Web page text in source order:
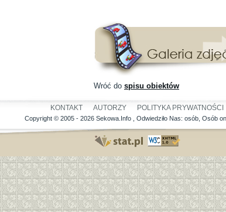
Wróć do spisu obiektów
KONTAKT AUTORZY POLITYKA PRYWATNOŚCI
Copyright © 2005 - 2026 Sekowa.Info , Odwiedziło Nas: osób, Osób